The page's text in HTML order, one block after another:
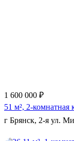
1 600 000 ₽
51 м², 2-комнатная
г Брянск, 2-я ул.